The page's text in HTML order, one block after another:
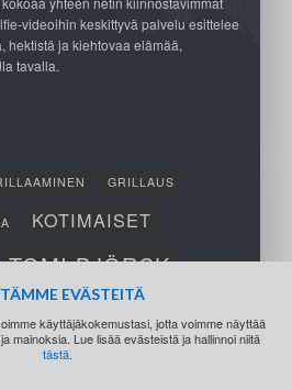
videoihin keskittyvä palvelu esittelee
hektistä ja kiehtovaa elämää,
tavalla.
GRILLAUS
KOTIMAISET
TOMI BJÖRCK
EVÄSTEITÄ
käyttäjäkokemustasi, jotta voimme näyttää
mainoksia. Lue lisää evästeistä ja hallinnoi niitä
tästä.